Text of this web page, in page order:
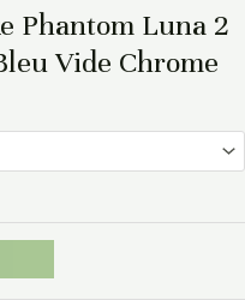
Phantom Luna 2
Vide Chrome